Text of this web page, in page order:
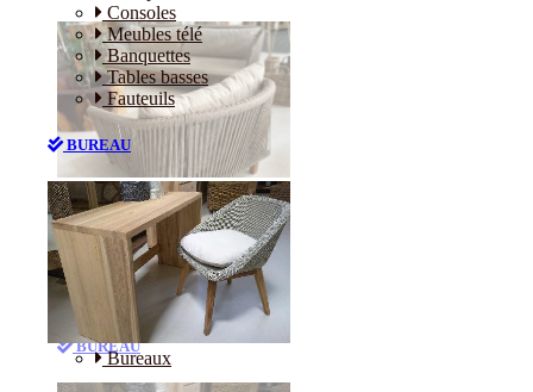
Consoles
Meubles télé
Banquettes
Tables basses
Fauteuils
BUREAU
Bureaux
Canapés
Consoles
Meubles télé
Banquettes
Tables basses
Fauteuils
BUREAU